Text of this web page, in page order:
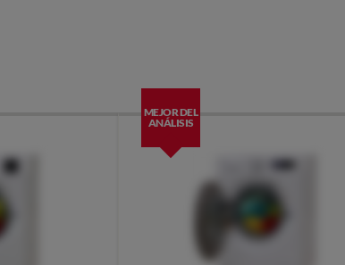
MEJOR DEL
ANÁLISIS